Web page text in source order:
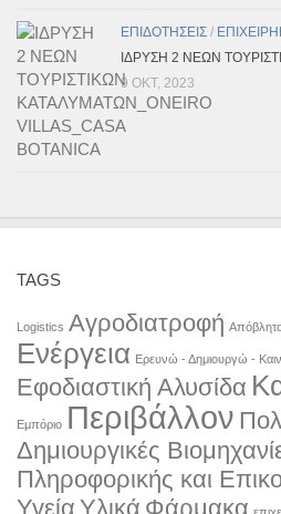
ΕΠΙΔΟΤΗΣΕΙΣ /
ΙΔΡΥΣΗ 2 ΝΕΩΝ
9 ΟΚΤ, 2023
TAGS
Logistics Αγροδιατροφή
Ενέργεια Ερευνώ - Δημιουργώ -
Εφοδιαστική Αλυσίδα
Εμπόριο Περιβάλλον
Δημιουργικές
Πληροφορικής και
Υγεία Υλικά Φάρμακα